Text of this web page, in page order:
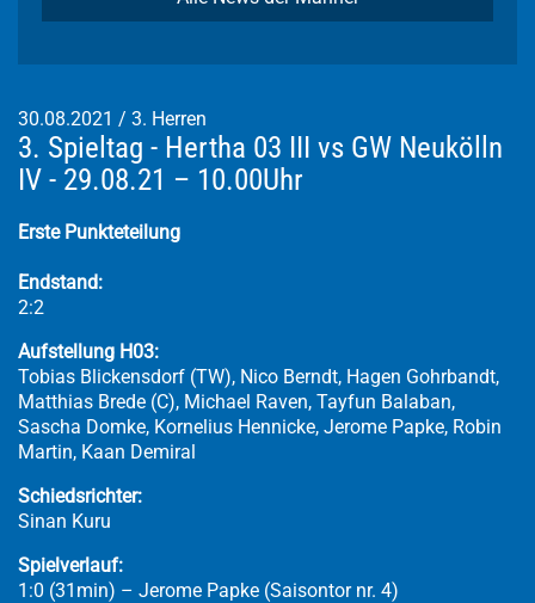
30.08.2021 / 3. Herren
3. Spieltag - Hertha 03 III vs GW Neukölln
IV - 29.08.21 – 10.00Uhr
Erste Punkteteilung
Endstand:
2:2
Aufstellung H03:
Tobias Blickensdorf (TW), Nico Berndt, Hagen Gohrbandt,
Matthias Brede (C), Michael Raven, Tayfun Balaban,
Sascha Domke, Kornelius Hennicke, Jerome Papke, Robin
Martin, Kaan Demiral
Schiedsrichter:
Sinan Kuru
Spielverlauf:
1:0 (31min) – Jerome Papke (Saisontor nr. 4)